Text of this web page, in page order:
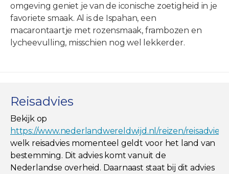
omgeving geniet je van de iconische zoetigheid in je
favoriete smaak. Al is de Ispahan, een
macarontaartje met rozensmaak, frambozen en
lycheevulling, misschien nog wel lekkerder.
Reisadvies
Bekijk op
https://www.nederlandwereldwijd.nl/reizen/
welk reisadvies momenteel geldt voor het land van
bestemming. Dit advies komt vanuit de
Nederlandse overheid. Daarnaast staat bij dit advies